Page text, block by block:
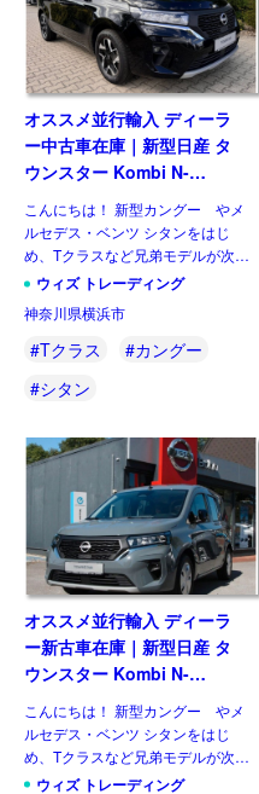
オススメ並行輸入 ディーラ
ー中古車在庫｜新型日産 タ
ウンスター Kombi N-
Design L1 1.3 DIG-T130
6MT 左ハンドル
こんにちは！ 新型カングー やメ
ルセデス・ベンツ シタンをはじ
め、Tクラスなど兄弟モデルが次々
とデビューしています。待望の国内
調とお聞きします。そのなかで同じ
アライアンス内にある日産からも
ウィズ トレーディング
神奈川県横浜市
#Tクラス
#カングー
#シタン
オススメ並行輸入 ディーラ
ー新古車在庫｜新型日産 タ
ウンスター Kombi N-
Connecta L1 1.3 DIG-T130
6MT 左ハンドル
こんにちは！ 新型カングー やメ
ルセデス・ベンツ シタンをはじ
め、Tクラスなど兄弟モデルが次々
とデビューしています。待望の国内
ウィズ トレーディング